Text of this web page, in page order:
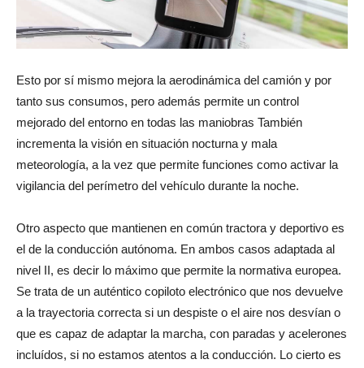
Esto por sí mismo mejora la aerodinámica del camión y por
tanto sus consumos, pero además permite un control
mejorado del entorno en todas las maniobras También
incrementa la visión en situación nocturna y mala
meteorología, a la vez que permite funciones como activar la
vigilancia del perímetro del vehículo durante la noche.
Otro aspecto que mantienen en común tractora y deportivo es
el de la conducción autónoma. En ambos casos adaptada al
nivel II, es decir lo máximo que permite la normativa europea.
Se trata de un auténtico copiloto electrónico que nos devuelve
a la trayectoria correcta si un despiste o el aire nos desvían o
que es capaz de adaptar la marcha, con paradas y acelerones
incluídos, si no estamos atentos a la conducción. Lo cierto es